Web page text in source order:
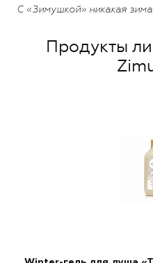
С «Зимушкой» никакая
Продукты